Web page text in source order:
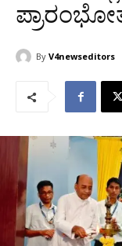
By V4newseditors